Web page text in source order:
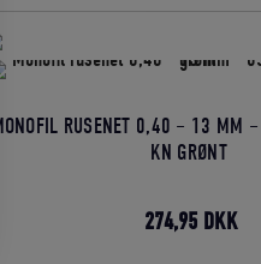
RUSENET 0,40 – 13 MM
KN GRØNT
Den
274,95 DKKDen